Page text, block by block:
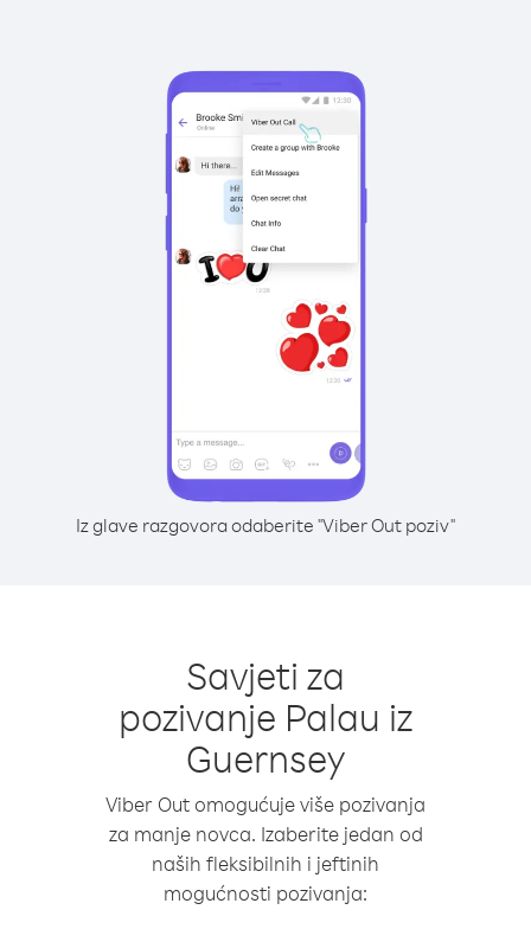
Iz glave razgovora odaberite "Viber Out poziv"
Savjeti za
pozivanje Palau iz
Guernsey
Viber Out omogućuje više pozivanja
za manje novca. Izaberite jedan od
naših fleksibilnih i jeftinih
mogućnosti pozivanja: